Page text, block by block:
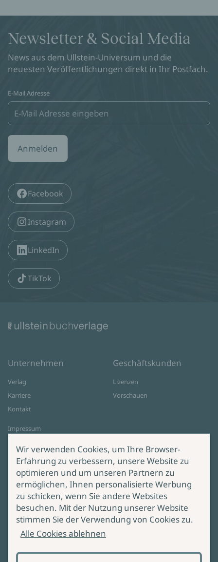
Newsletter & Social Media
News aus dem Ullstein-Universum und die
neuesten Veröffentlichungen direkt in Ihr Postfach.
E-Mail Adresse
Anmelden
Facebook
Instagram
LinkedIn
TikTok
Unternehmen
Verlag
Karriere
Kontakt
Impressum
Cookie-Einstellungen
AGB Online Shop
Geschäftskunden
Lizenzen
Vorschauen
Service
Lieferung & Versand
Produktsicherheit
Bei Fragen zur Produktsicherheit
wenden Sie sich bitte an
Wir verwenden Cookies, um Ihre Browser-
Erfahrung zu verbessern, unsere Website zu
optimieren und um unseren Partnern zu
ermöglichen, Ihnen personalisierte Werbung
zu schicken, wenn Sie andere Websites
besuchen. Mit der Nutzung unserer Website
stimmen Sie der Verwendung von Cookies zu.
Alle Cookies ablehnen